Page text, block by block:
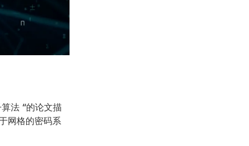
法 “的论文描
网格的密码系